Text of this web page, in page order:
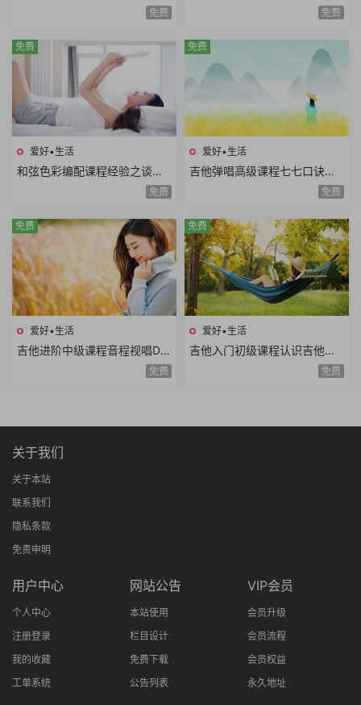
求情绪价值类型情绪价值实例
免费
速练习右手切音左手切音组合
免费
爱好•生活
和弦色彩编配课程经验之谈伴
奏方法高级和弦编曲解析扒谱
免费
免费
爱好•生活
吉他弹唱高级课程七七口诀音
程推算简谱视唱和弦构成音阶
免费
免费
爱好•生活
吉他进阶中级课程音程视唱D调
和弦靠弦练习扫弦基础强五和
免费
免费
爱好•生活
吉他入门初级课程认识吉他调
音调弦E调音阶弹唱练习基础乐
免费
免费
关于我们
关于本站
联系我们
隐私条款
免责申明
用户中心
个人中心
注册登录
我的收藏
工单系统
网站公告
本站使用
栏目设计
免费下载
公告列表
VIP会员
会员升级
会员流程
会员权益
永久地址